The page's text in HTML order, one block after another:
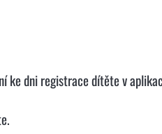
dni registrace dítěte v